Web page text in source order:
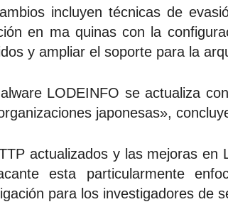
incluyen técnicas de
en ma quinas con la
y ampliar el soporte para la
LODEINFO se actualiza
japonesas»,
actualizados y las mejoras
esta particularmente
para los investigadores de